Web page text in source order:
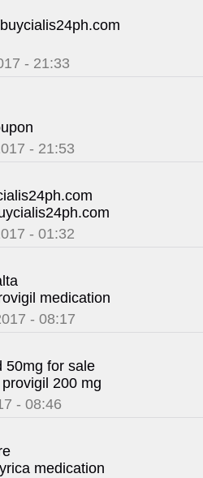
- 21:33
- 21:53
- 01:32
medication
- 08:17
50mg for sale
200 mg
- 08:46
medication